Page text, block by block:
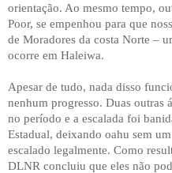
orientação. Ao mesmo tempo,
Poor, se empenhou para que
de Moradores da costa Norte –
ocorre em Haleiwa.
Apesar de tudo, nada disso
nenhum progresso. Duas outras
no período e a escalada foi
Estadual, deixando oahu sem
escalado legalmente. Como
DLNR concluiu que eles não